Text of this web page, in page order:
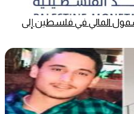
المالي في فلسطين إلى